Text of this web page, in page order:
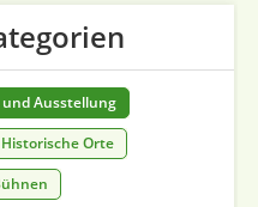
Ausstellung
Historische Orte